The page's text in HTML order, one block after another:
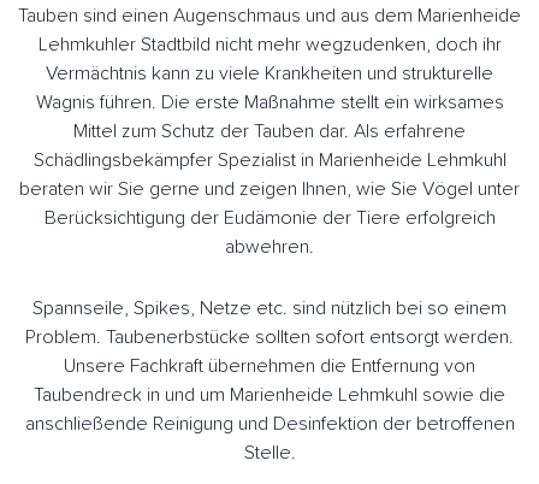
Tauben sind einen Augenschmaus und aus dem Marienheide
Lehmkuhler Stadtbild nicht mehr wegzudenken, doch ihr
Vermächtnis kann zu viele Krankheiten und strukturelle
Wagnis führen. Die erste Maßnahme stellt ein wirksames
Mittel zum Schutz der Tauben dar. Als erfahrene
Schädlingsbekämpfer Spezialist in Marienheide Lehmkuhl
beraten wir Sie gerne und zeigen Ihnen, wie Sie Vögel unter
Berücksichtigung der Eudämonie der Tiere erfolgreich
abwehren.
Spannseile, Spikes, Netze etc. sind nützlich bei so einem
Problem. Taubenerbstücke sollten sofort entsorgt werden.
Unsere Fachkraft übernehmen die Entfernung von
Taubendreck in und um Marienheide Lehmkuhl sowie die
anschließende Reinigung und Desinfektion der betroffenen
Stelle.